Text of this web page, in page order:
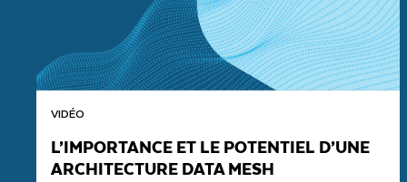
VIDÉO
L’IMPORTANCE ET LE POTENTIEL D’UNE
ARCHITECTURE DATA MESH